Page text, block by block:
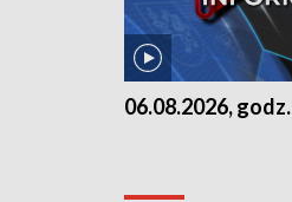
06.08.2026,